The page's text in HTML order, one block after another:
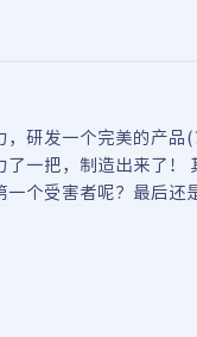
研发一个完美的产品
一把，制造出来了！
个受害者呢？最后还